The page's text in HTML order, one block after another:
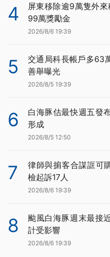
4
屏東移除逾9萬隻外
99萬獎勵金
2026/8/6 19:39
5
交通局科長帳戶多63
善舉曝光
2026/8/5 19:39
6
白海豚估最快週五發
形成
2026/8/5 12:50
7
律師與掮客合謀誆可
檢起訴17人
2026/8/6 19:39
8
颱風白海豚週末最接
計受影響
2026/8/6 19:39